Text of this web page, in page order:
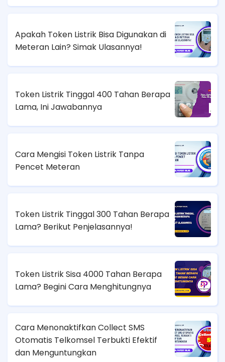
Apakah Token Listrik Bisa Digunakan di
Meteran Lain? Simak Ulasannya!
Token Listrik Tinggal 400 Tahan Berapa
Lama, Ini Jawabannya
Cara Mengisi Token Listrik Tanpa
Pencet Meteran
Token Listrik Tinggal 300 Tahan Berapa
Lama? Berikut Penjelasannya!
Token Listrik Sisa 4000 Tahan Berapa
Lama? Begini Cara Menghitungnya
Cara Menonaktifkan Collect SMS
Otomatis Telkomsel Terbukti Efektif
dan Menguntungkan